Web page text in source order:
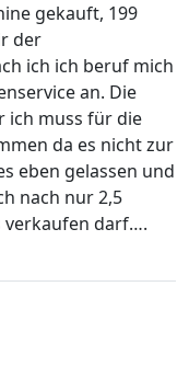
gekauft, 199
der
ich ich beruf mich
an. Die
ich muss für die
da es nicht zur
eben gelassen und
nach nur 2,5
verkaufen darf….